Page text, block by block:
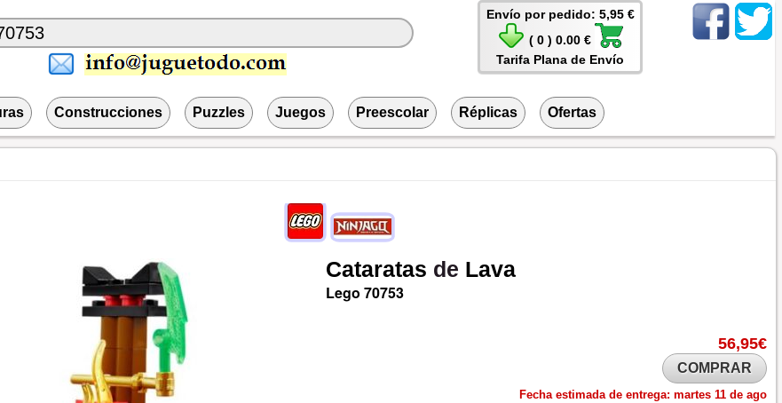
Envío por pedido: 5,95 €
( 0 ) 0.00 €
Tarifa Plana de Envío
Construcciones Puzzles Juegos Preescolar Réplicas Ofertas
Cataratas de Lava
Lego 70753
56,95€
COMPRAR
Fecha estimada de entrega: martes 11 de ago